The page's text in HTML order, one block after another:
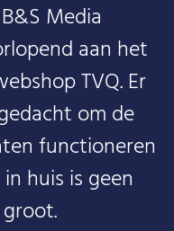
Media
aan het
TVQ. Er
om de
functioneren
huis is geen